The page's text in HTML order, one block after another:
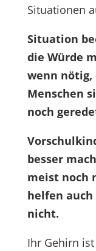
Situationen
Situation
die Würde
wenn nötig,
Menschen
noch
besser
meist noch
helfen
nicht.
Ihr Gehirn